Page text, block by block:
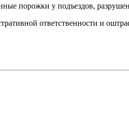
порожки у подъездов,
ответственности и